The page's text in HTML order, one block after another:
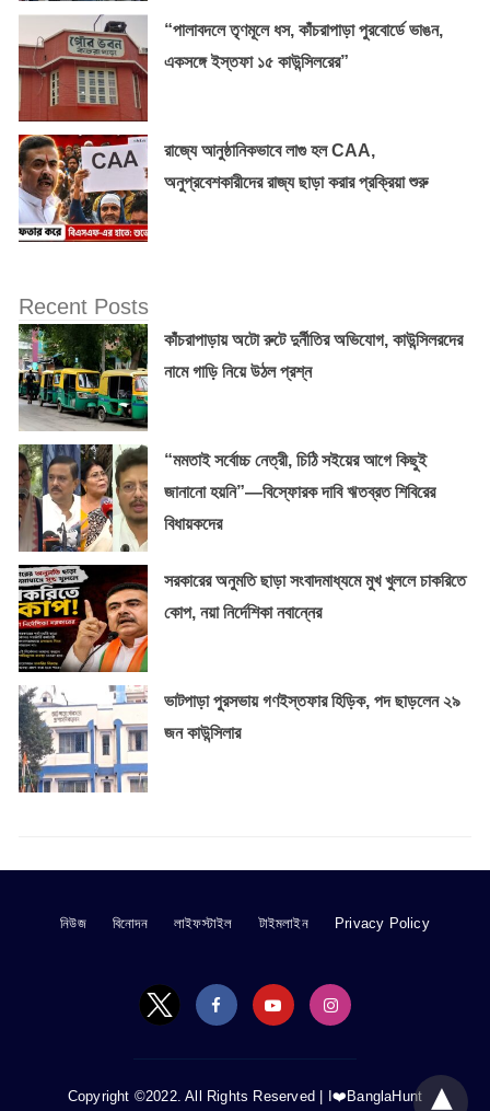
“পালাবদলে তৃণমূলে ধস, কাঁচরাপাড়া পুরবোর্ডে ভাঙন,
একসঙ্গে ইস্তফা ১৫ কাউন্সিলরের”
রাজ্যে আনুষ্ঠানিকভাবে লাগু হল CAA,
অনুপ্রবেশকারীদের রাজ্য ছাড়া করার প্রক্রিয়া শুরু
Recent Posts
কাঁচরাপাড়ায় অটো রুটে দুর্নীতির অভিযোগ, কাউন্সিলরদের
নামে গাড়ি নিয়ে উঠল প্রশ্ন
“মমতাই সর্বোচ্চ নেত্রী, চিঠি সইয়ের আগে কিছুই
জানানো হয়নি”—বিস্ফোরক দাবি ঋতব্রত শিবিরের
বিধায়কদের
সরকারের অনুমতি ছাড়া সংবাদমাধ্যমে মুখ খুললে চাকরিতে
কোপ, নয়া নির্দেশিকা নবান্নের
ভাটপাড়া পুরসভায় গণইস্তফার হিড়িক, পদ ছাড়লেন ২৯
জন কাউন্সিলার
নিউজ বিনোদন লাইফস্টাইল টাইমলাইন Privacy Policy
Copyright ©2022. All Rights Reserved | I❤️BanglaHunt